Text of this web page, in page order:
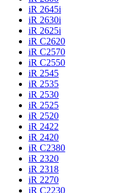
iR 2645i
iR 2630i
iR 2625i
iR C2620
iR C2570
iR C2550
iR 2545
iR 2535
iR 2530
iR 2525
iR 2520
iR 2422
iR 2420
iR C2380
iR 2320
iR 2318
iR 2270
iR C2230